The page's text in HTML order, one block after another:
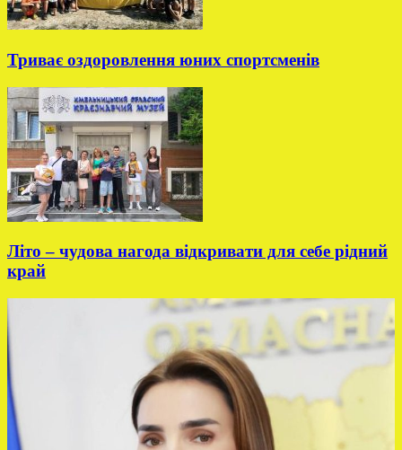
Триває оздоровлення юних спортсменів
Літо – чудова нагода відкривати для себе рідний
край